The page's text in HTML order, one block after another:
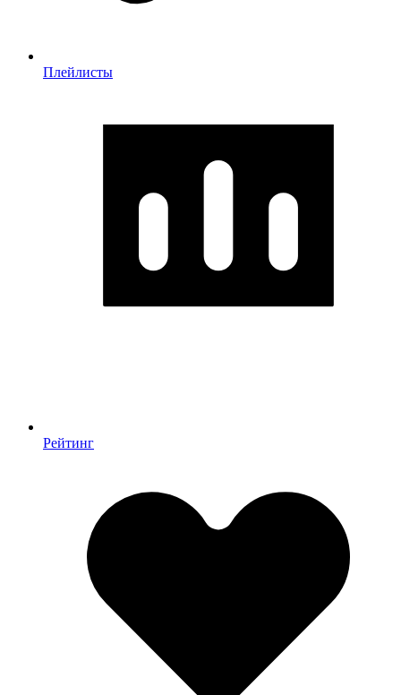
Плейлисты
Рейтинг